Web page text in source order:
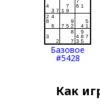
Базовое
#5428
Как